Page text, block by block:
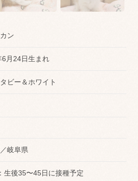
ン
6月24日生まれ
ビー＆ホワイト
岐阜県
生後35〜45日に接種予定